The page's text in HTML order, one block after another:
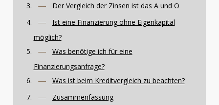
Der Vergleich der Zinsen ist das A und O
Ist eine Finanzierung ohne Eigenkapital
möglich?
Was benötige ich für eine
Finanzierungsanfrage?
Was ist beim Kreditvergleich zu beachten?
Zusammenfassung